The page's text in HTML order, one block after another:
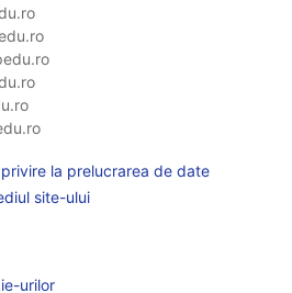
la prelucrarea de date
site-ului
urilor